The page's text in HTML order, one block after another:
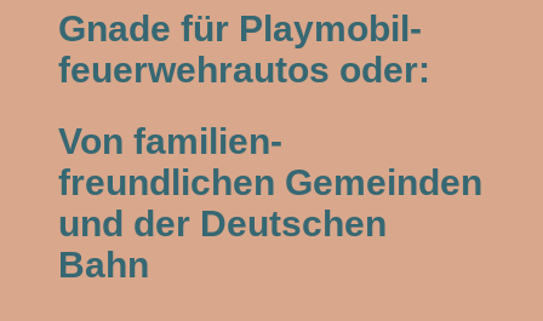
Gnade für Playmobil-
feuerwehrautos oder:
Von familien-
freundlichen Gemeinden
und der Deutschen
Bahn